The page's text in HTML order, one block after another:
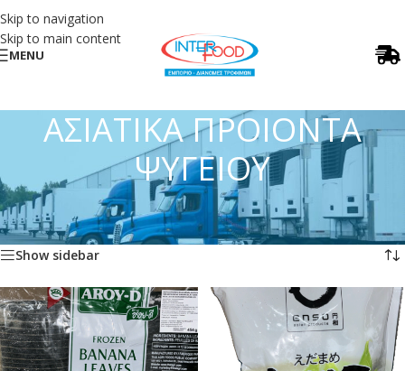
Skip to navigation
Skip to main content
MENU
ΑΣΙΑΤΙΚΑ ΠΡΟΙΟΝΤΑ
ΨΥΓΕΙΟΥ
Αρχική σελίδα
ΑΣΙΑΤΙΚΑ ΠΡΟΙΟΝΤΑ ΨΥΓΕΙΟΥ
Προβάλλονται όλα - 12 αποτελέσματα
Show sidebar